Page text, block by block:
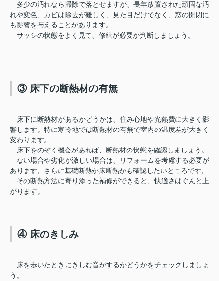
多少の汚れなら掃除で落とせますが、長年放置された頑固な汚
れや変色、カビは除去が難しく、見た目だけでなく、窓の開閉に
も影響を与えることがあります。
サッシの状態をよく見て、修繕が必要か判断しましょう。
③ 床下の断熱材の有無
床下に断熱材があるかどうかは、住み心地や光熱費に大きく影
響します。特に寒冷地では断熱材の有無で室内の温度差が大きく
変わります。
床下をのぞく機会があれば、断熱材の状態を確認しましょう。
ない場合や劣化が激しい場合は、リフォームを考慮する必要が
あります。さらに基礎断熱か床断熱かも確認したいところです。
その断熱方法に寄り添った補修ができると、快適さはぐんと上
がります。
④ 床のきしみ
床を歩いたときにきしむ音がするかどうかをチェックしましょ
う。